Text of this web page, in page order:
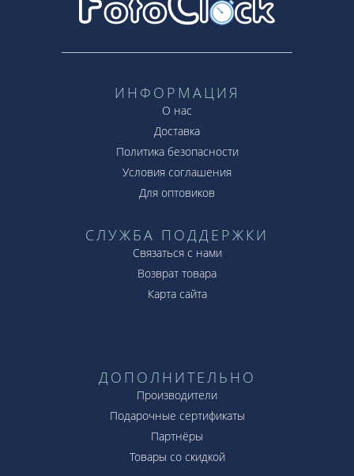
ИНФОРМАЦИЯ
О нас
Доставка
Политика безопасности
Условия соглашения
Для оптовиков
СЛУЖБА ПОДДЕРЖКИ
Связаться с нами
Возврат товара
Карта сайта
ДОПОЛНИТЕЛЬНО
Производители
Подарочные сертификаты
Партнёры
Товары со скидкой